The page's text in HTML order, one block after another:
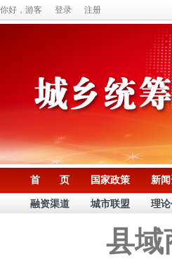
你好，游客 登录 注册
首 页 国家政策 新
融资渠道 城市联盟 理
县域